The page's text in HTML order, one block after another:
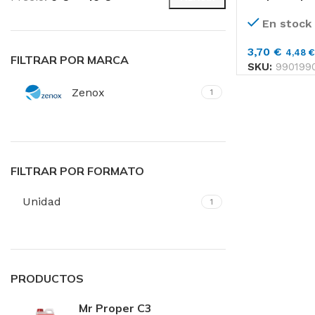
Toallas de Mano
Servilletas
Toalla de Papel en
Aseos
Precio
Precio
FILTRAR POR MARCA
Zenox 1
FILTRAR POR FORMATO
Unidad 1
PRODUCTOS
Mr Proper C3
En stock
3,70 € 4,48 €
SKU: